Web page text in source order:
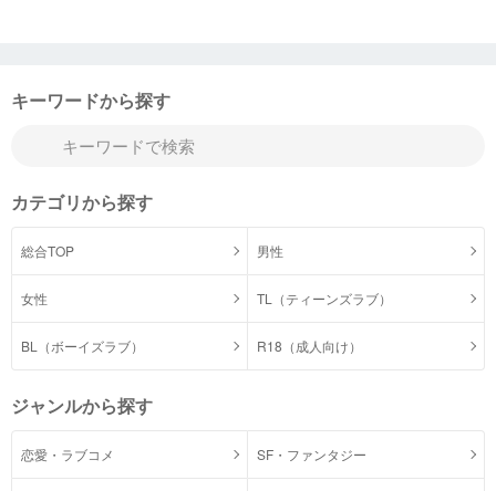
キーワードから探す
カテゴリから探す
総合TOP 男性
女性 TL（ティーンズラブ）
BL（ボーイズラブ） R18（成人向け）
ジャンルから探す
恋愛・ラブコメ SF・ファンタジー